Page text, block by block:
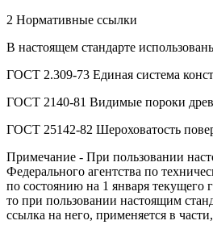
2 Нормативные ссылки
В настоящем стандарте
ГОСТ 2.309-73 Единая система
ГОСТ 2140-81 Видимые пороки
ГОСТ 25142-82 Шероховатость
Примечание - При пользовании
Федерального агентства по
по состоянию на 1 января
то при пользовании настоящим
ссылка на него, применяется в